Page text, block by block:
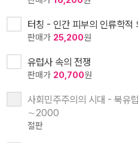
터칭 - 인간 피부의 인류학적
판매가 25,200원
유럽사 속의 전쟁
판매가 20,700원
사회민주주의의 시대 - 북유
∼2000
절판